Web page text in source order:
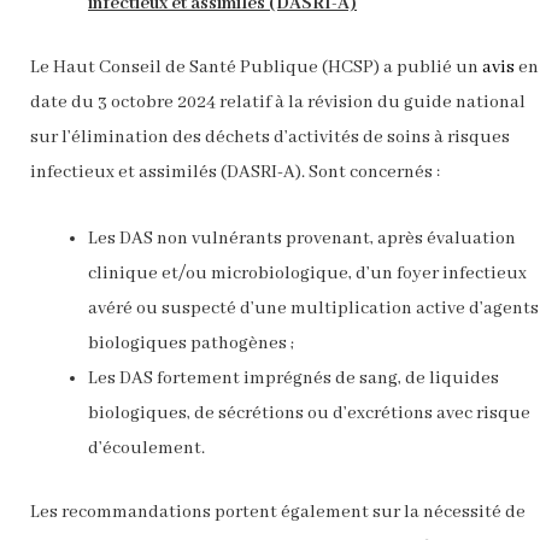
Le Haut Conseil de Santé Publique (HCSP) a publié un avis en
date du 3 octobre 2024 relatif à la révision du guide national
sur l’élimination des déchets d’activités de soins à risques
infectieux et assimilés (DASRI-A). Sont concernés :
Les DAS non vulnérants provenant, après évaluation
clinique et/ou microbiologique, d’un foyer infectieux
avéré ou suspecté d’une multiplication active d’agents
biologiques pathogènes ;
Les DAS fortement imprégnés de sang, de liquides
biologiques, de sécrétions ou d’excrétions avec risque
d’écoulement.
Les recommandations portent également sur la nécessité de